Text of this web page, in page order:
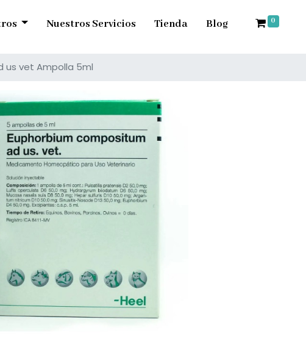
Nuestros Servicios Tienda Blog 0
us vet Ampolla 5ml